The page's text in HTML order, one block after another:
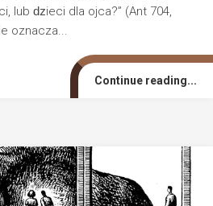
lub ǳieci dla ojca?” (Ant 704,
oznacza...
Continue reading...